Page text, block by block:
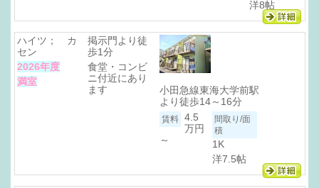
洋8帖
ハイツ； カ
セン
2026年度
満室
掲示門より徒
歩1分
食堂・コンビ
ニ付近にあり
ます
小田急線東海大学前駅
より徒歩14～16分
4.5
万円
～
1K
洋7.5帖